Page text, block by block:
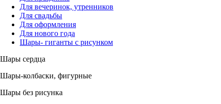
Для вечеринок, утренников
Для свадьбы
Для оформления
Для нового года
Шары- гиганты с рисунком
Шары сердца
Шары-колбаски, фигурные
Шары без рисунка